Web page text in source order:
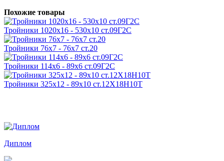
Похожие товары
Тройники 1020х16 - 530х10 ст.09Г2С
Тройники 76х7 - 76х7 ст.20
Тройники 114х6 - 89х6 ст.09Г2С
Тройники 325х12 - 89х10 ст.12Х18Н10Т
Диплом